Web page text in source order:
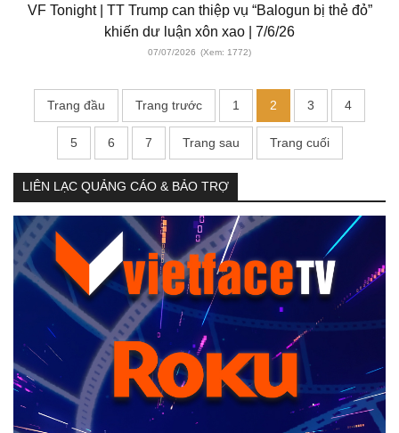
VF Tonight | TT Trump can thiệp vụ “Balogun bị thẻ đỏ”
khiến dư luận xôn xao | 7/6/26
07/07/2026 (Xem: 1772)
Trang đầu Trang trước 1 2 3 4
5 6 7 Trang sau Trang cuối
LIÊN LẠC QUẢNG CÁO & BẢO TRỢ